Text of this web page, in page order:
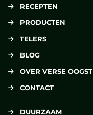
RECEPTEN
PRODUCTEN
TELERS
BLOG
OVER VERSE OOGST
CONTACT
DUURZAAM